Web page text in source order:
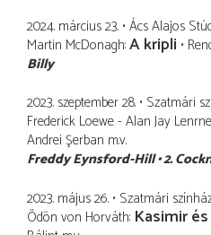
2024. március 23. Ács Alajos
Martin McDonagh A kripli
Billy
2023. szeptember 28. Szatmári
Frederick Loewe - Alan Jay
Andrei Şerban m.v.
Freddy Eynsford-Hill 2.
2023. május 26. Szatmári
Ödön von Horváth Kasimir